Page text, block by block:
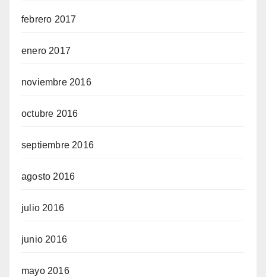
febrero 2017
enero 2017
noviembre 2016
octubre 2016
septiembre 2016
agosto 2016
julio 2016
junio 2016
mayo 2016